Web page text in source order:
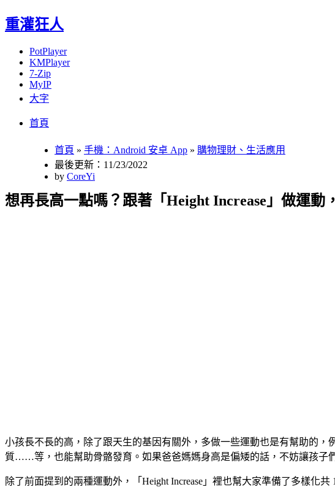
重灌狂人
PotPlayer
KMPlayer
7-Zip
MyIP
大字
首頁
首頁 » 手機：Android 安卓 App » 購物理財、生活應用
最後更新：11/23/2022
by CoreYi
想再長高一點嗎？跟著「Height Increase」做運動
小孩長不長的高，除了跟天生的基因有關外，多做一些運動也是有幫助的
質……等，也能幫助骨骼發育。如果爸爸媽媽身高是偏矮的話，不妨讓孩子
除了前面提到的兩種運動外，「Height Increase」裡也幫大家準備了多樣化